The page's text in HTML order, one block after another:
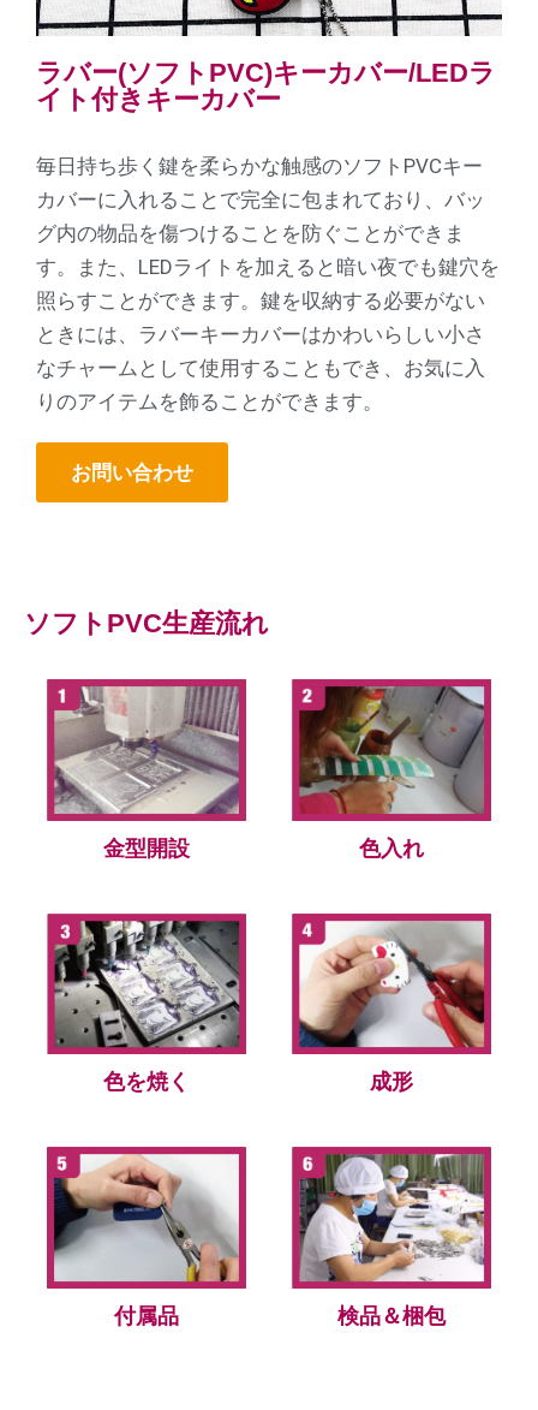
ラバー(ソフトPVC)キーカバー/LEDラ
イト付きキーカバー
毎日持ち歩く鍵を柔らかな触感のソフトPVCキー
カバーに入れることで完全に包まれており、バッ
グ内の物品を傷つけることを防ぐことができま
す。また、LEDライトを加えると暗い夜でも鍵穴を
照らすことができます。鍵を収納する必要がない
ときには、ラバーキーカバーはかわいらしい小さ
なチャームとして使用することもでき、お気に入
りのアイテムを飾ることができます。
お問い合わせ
ソフトPVC生産流れ
金型開設 色入れ
色を焼く 成形
付属品 検品＆梱包